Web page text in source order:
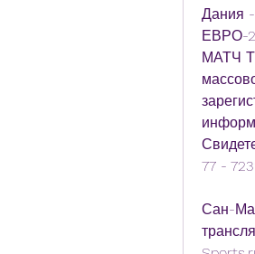
Дания
ЕВРО-
МАТЧ
77 -
Сан-